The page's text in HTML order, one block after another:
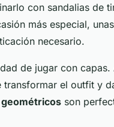
con sandalias de
más especial,
necesario.
de jugar con capas.
el outfit y
son